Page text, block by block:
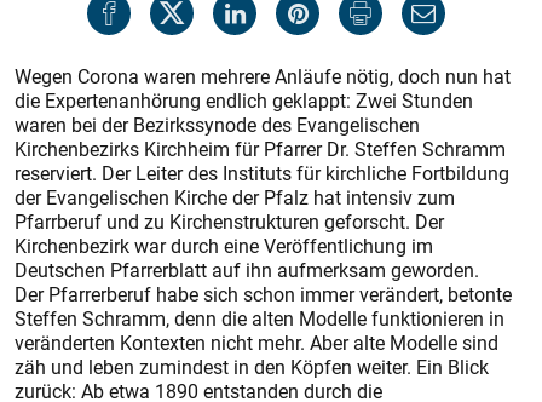
Wegen Corona waren mehrere Anläufe nötig, doch nun hat
die Expertenanhörung endlich geklappt: Zwei Stunden
waren bei der Bezirkssynode des Evangelischen
Kirchenbezirks Kirchheim für Pfarrer Dr. Steffen Schramm
reserviert. Der Leiter des Instituts für kirchliche Fortbildung
der Evangelischen Kirche der Pfalz hat intensiv zum
Pfarrberuf und zu Kirchenstrukturen geforscht. Der
Kirchenbezirk war durch eine Veröffentlichung im
Deutschen Pfarrerblatt auf ihn aufmerksam geworden.
Der Pfarrerberuf habe sich schon immer verändert, betonte
Steffen Schramm, denn die alten Modelle funktionieren in
veränderten Kontexten nicht mehr. Aber alte Modelle sind
zäh und leben zumindest in den Köpfen weiter. Ein Blick
zurück: Ab etwa 1890 entstanden durch die